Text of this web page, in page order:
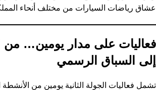
عشاق رياضات السيارات من مختلف أنحاء
فعاليات على مدار يومين… من
إلى السباق الرسمي
تشمل فعاليات الجولة الثانية يومين من الأنشطة